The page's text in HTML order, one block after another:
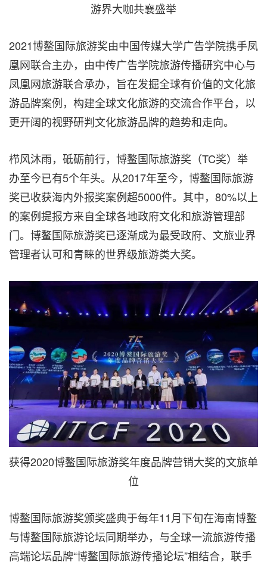
游界大咖共襄盛举
2021博鳌国际旅游奖由中国传媒大学广告学院携手凤
凰网联合主办，由中传广告学院旅游传播研究中心与
凤凰网旅游联合承办，旨在发掘全球有价值的文化旅
游品牌案例，构建全球文化旅游的交流合作平台，以
更开阔的视野研判文化旅游品牌的趋势和走向。
栉风沐雨，砥砺前行，博鳌国际旅游奖（TC奖）举
办至今已有5个年头。从2017年至今，博鳌国际旅游
奖已收获海内外报奖案例超5000件。其中，80%以上
的案例提报方来自全球各地政府文化和旅游管理部
门。博鳌国际旅游奖已逐渐成为最受政府、文旅业界
管理者认可和青睐的世界级旅游类大奖。
获得2020博鳌国际旅游奖年度品牌营销大奖的文旅单
位
博鳌国际旅游奖颁奖盛典于每年11月下旬在海南博鳌
与博鳌国际旅游论坛同期举办，与全球一流旅游传播
高端论坛品牌“博鳌国际旅游传播论坛”相结合，联手